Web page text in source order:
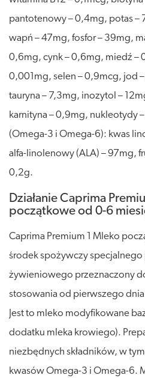
pantotenowy – 0,4mg, potas –
wapń – 47mg, fosfor – 39mg,
0,6mg, cynk – 0,6mg, miedź –
0,001mg, selen – 0,9mcg, jod
tauryna – 7,3mg, inozytol –
karnityna – 0,9mg, nukleotydy
(Omega-3 i Omega-6): kwas
alfa-linolenowy (ALA) – 97mg,
0,2g.
Działanie Caprima
początkowe od 0-6
Caprima Premium 1 Mleko
środek spożywczy specjalnego
żywieniowego przeznaczony
stosowania od pierwszego
Jest to mleko modyfikowane
dodatku mleka krowiego).
niezbędnych składników, w
kwasów Omega-3 i Omega-6.